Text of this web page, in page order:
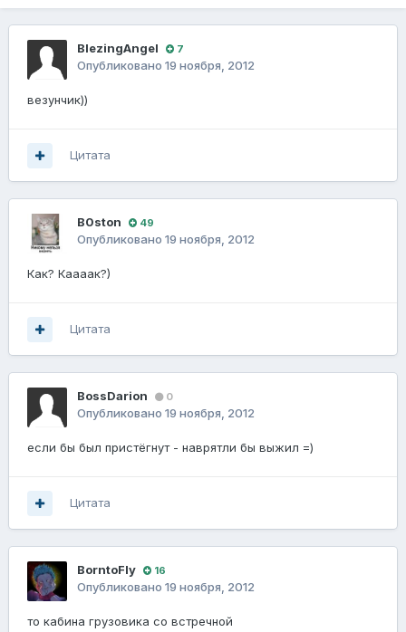
BlezingAngel 7
Опубликовано 19 ноября, 2012
везунчик))
Цитата
B0ston 49
Опубликовано 19 ноября, 2012
Как? Каааак?)
Цитата
BossDarion 0
Опубликовано 19 ноября, 2012
если бы был пристёгнут - наврятли бы выжил =)
Цитата
BorntoFly 16
Опубликовано 19 ноября, 2012
то кабина грузовика со встречной